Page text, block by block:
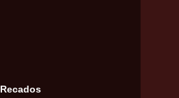
Recados